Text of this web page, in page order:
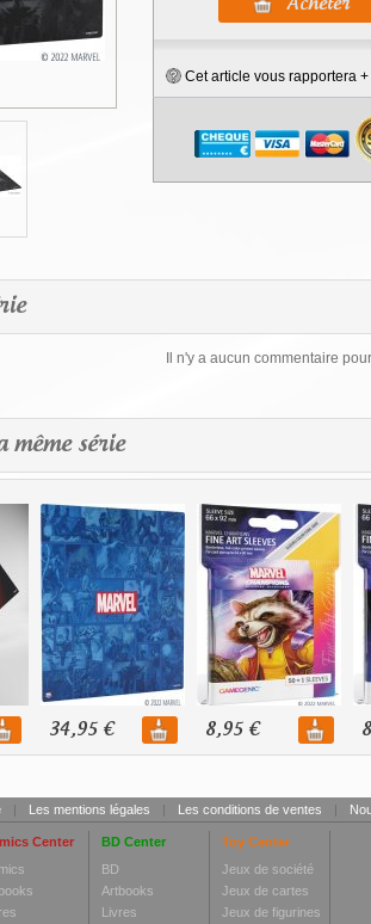
Cet article vous rapportera +
Il n'y a aucun commentaire
même série
34,95 € 8,95 €
| Les mentions légales | Les conditions de ventes |
Center
BD Center
BD
Artbooks
Livres
Toy Center
Jeux de société
Jeux de cartes
Jeux de figurines